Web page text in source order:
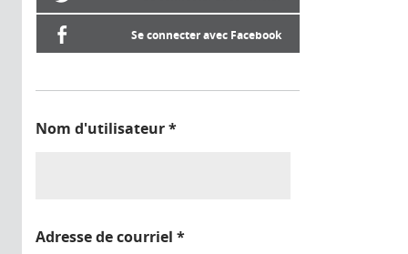
Se connecter avec Facebook
Nom d'utilisateur*
Adresse de courriel *